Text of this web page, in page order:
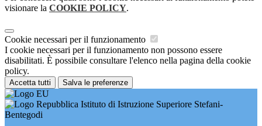
visionare la COOKIE POLICY.
Cookie necessari per il funzionamento
I cookie necessari per il funzionamento non possono essere
disabilitati. È possibile consultare l'elenco nella pagina della cookie
policy.
Accetta tutti Salva le preferenze
Istituto di Istruzione Superiore Stefani-
Bentegodi